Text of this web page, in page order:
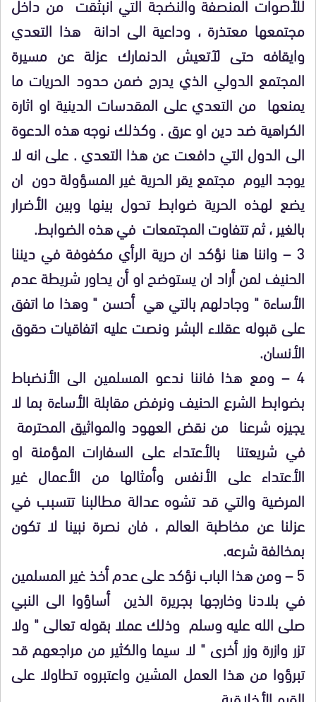
مجتمعها معتذرة ، وداعية الى ادانة هذا التعدي
وايقافه حتى لآتعيش الدنمارك عزلة عن مسيرة
المجتمع الدولي الذي يدرج ضمن حدود الحريات ما
يمنعها من التعدي على المقدسات الدينية او اثارة
الكراهية ضد دين او عرق . وكذلك نوجه هذه الدعوة
الى الدول التي دافعت عن هذا التعدي . على انه لا
يوجد اليوم مجتمع يقر الحرية غير المسؤولة دون ان
يضع لهذه الحرية ضوابط تحول بينها وبين الأضرار
بالغير ، ثم تتفاوت المجتمعات في هذه الضوابط.
3 – واننا هنا نؤكد ان حرية الرأي مكفوفة في ديننا
الحنيف لمن أراد ان يستوضح او أن يحاور شريطة عدم
الأساءة " وجادلهم بالتي هي أحسن " وهذا ما اتفق
على قبوله عقلاء البشر ونصت عليه اتفاقيات حقوق
الأنسان.
4 – ومع هذا فاننا ندعو المسلمين الى الأنضباط
بضوابط الشرع الحنيف ونرفض مقابلة الأساءة بما لا
يجيزه شرعنا من نقض العهود والمواثيق المحترمة
في شريعتنا بالأعتداء على السفارات المؤمنة او
الأعتداء على الأنفس وأمثالها من الأعمال غير
المرضية والتي قد تشوه عدالة مطالبنا تتسبب في
عزلنا عن مخاطبة العالم ، فان نصرة نبينا لا تكون
بمخالفة شرعه.
5 – ومن هذا الباب نؤكد على عدم أخذ غير المسلمين
في بلادنا وخارجها بجريرة الذين أساؤوا الى النبي
صلى الله عليه وسلم وذلك عملا بقوله تعالى " ولا
تزر وازرة وزر أخرى " لا سيما والكثير من مراجعهم قد
تبرؤوا من هذا العمل المشين واعتبروه تطاولا على